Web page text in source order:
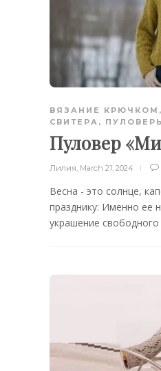
ВЯЗАНИЕ КРЮЧКОМ ,
СВИТЕРА,
Пуловер
Лилия, March 21, 2024
Весна - это солнце,
празднику: Именно ее
украшение